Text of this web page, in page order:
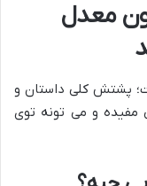
معدل
پشتش کلی داستان و
مفیده و می تونه توی